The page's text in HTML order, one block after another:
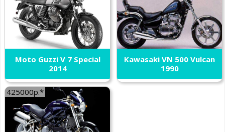
Moto Guzzi V 7 Special
2014
Kawasaki VN 500 Vulcan
1990
425000р.*